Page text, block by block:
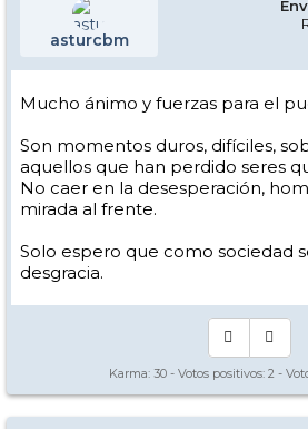
asturcbm
Mucho ánimo y fuerzas para el
Son momentos duros, difíciles,
aquellos que han perdido seres
No caer en la desesperación,
mirada al frente.
Solo espero que como sociedad
desgracia.
Karma: 30 - Votos positivos: 2 -